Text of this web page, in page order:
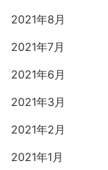
2021年8月
2021年7月
2021年6月
2021年3月
2021年2月
2021年1月